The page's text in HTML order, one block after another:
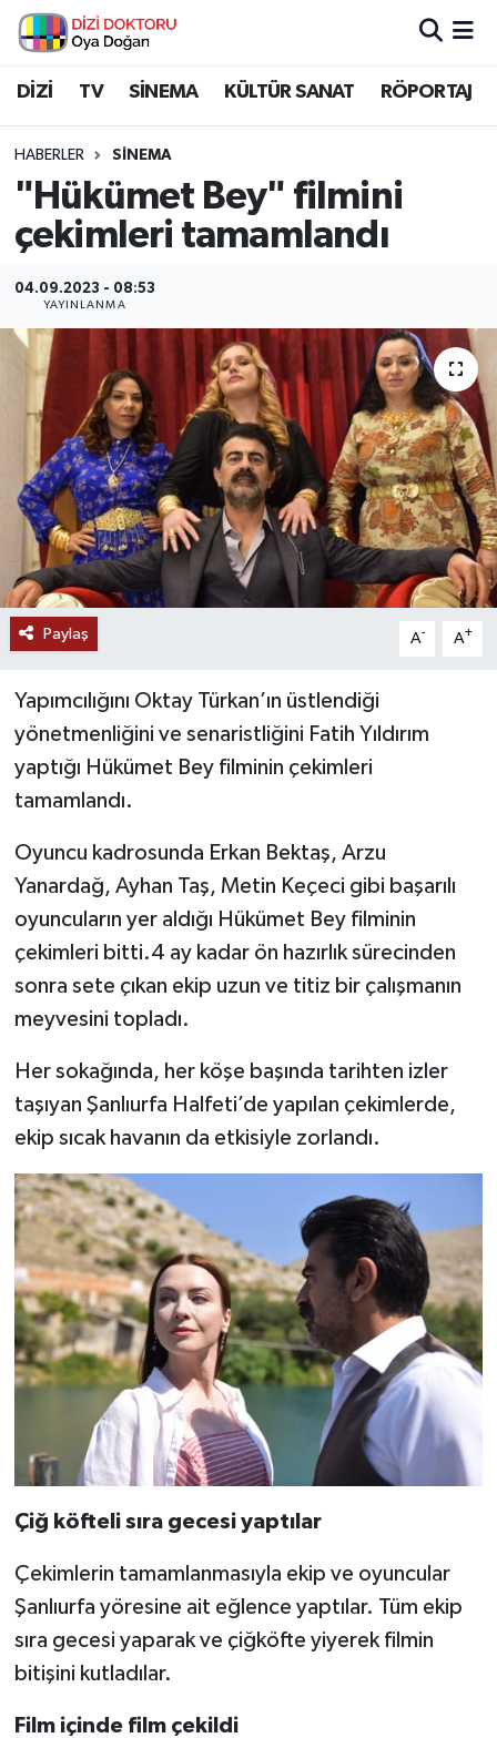
DİZİ TV SİNEMA KÜLTÜR SANAT RÖPORTAJ
HABERLER SİNEMA
"Hükümet Bey" filmini
çekimleri tamamlandı
04.09.2023 - 08:53
YAYINLANMA
Paylaş A- A+
Yapımcılığını Oktay Türkan’ın üstlendiği
yönetmenliğini ve senaristliğini Fatih Yıldırım
yaptığı Hükümet Bey filminin çekimleri
tamamlandı.
Oyuncu kadrosunda Erkan Bektaş, Arzu
Yanardağ, Ayhan Taş, Metin Keçeci gibi başarılı
oyuncuların yer aldığı Hükümet Bey filminin
çekimleri bitti.4 ay kadar ön hazırlık sürecinden
sonra sete çıkan ekip uzun ve titiz bir çalışmanın
meyvesini topladı.
Her sokağında, her köşe başında tarihten izler
taşıyan Şanlıurfa Halfeti’de yapılan çekimlerde,
ekip sıcak havanın da etkisiyle zorlandı.
Çiğ köfteli sıra gecesi yaptılar
Çekimlerin tamamlanmasıyla ekip ve oyuncular
Şanlıurfa yöresine ait eğlence yaptılar. Tüm ekip
sıra gecesi yaparak ve çiğköfte yiyerek filmin
bitişini kutladılar.
Film içinde film çekildi
İstanbul Nöbetçi Eczaneler
İstanbul Namaz Vakitleri
İstanbul Trafik Yoğunluk Haritası
Süper Lig Puan Durumu ve Fikstür
Tüm Manşetler
Son Dakika Haberleri
Haber Arşivi